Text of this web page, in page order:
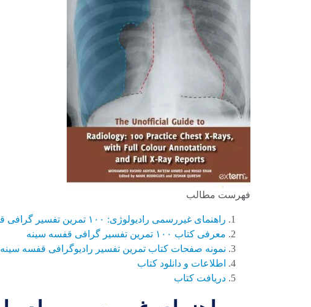
فهرست مطالب
راهنمای غیررسمی رادیولوژی: ۱۰۰ تمرین تفسیر گرافی قفسه سینه ۲۰۱۷ ویرایش اول
معرفی کتاب ۱۰۰ تمرین تفسیر گرافی قفسه سینه
نمونه صفحات کتاب تمرین تفسیر رادیوگرافی قفسه سینه
اطلاعات و دانلود کتاب
دریافت کتاب